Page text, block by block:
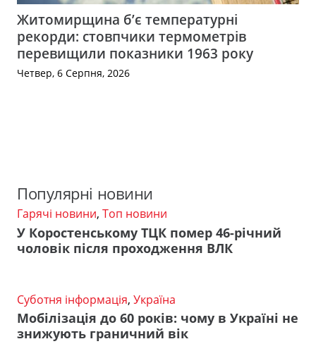
Житомирщина б’є температурні
рекорди: стовпчики термометрів
перевищили показники 1963 року
Четвер, 6 Серпня, 2026
Популярні новини
Гарячі новини, Топ новини
У Коростенському ТЦК помер 46-річний
чоловік після проходження ВЛК
Суботня інформація, Україна
Мобілізація до 60 років: чому в Україні не
знижують граничний вік